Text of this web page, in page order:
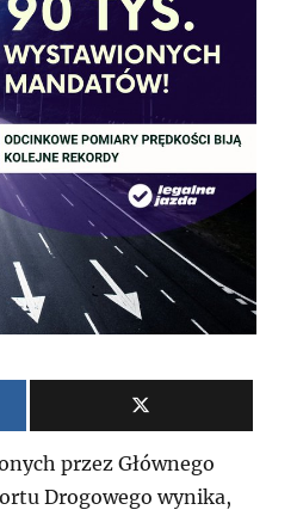
przez Głównego
Drogowego wynika,